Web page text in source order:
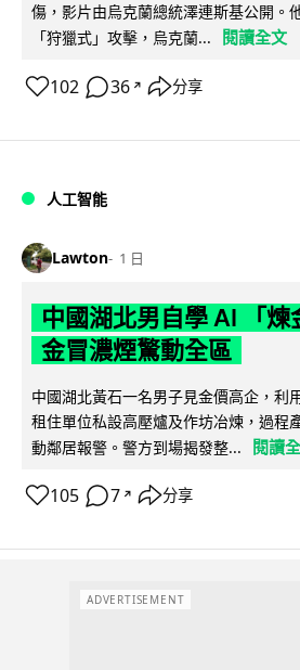
傷，影片由烏克蘭總統澤連斯基公開。
「狩獵式」攻擊，烏克蘭...
閱讀全文
102 36 ↗ 分享
人工智能
Lawton 1 日
中國湖北男自學 AI 「煉
金冒濃煙驚動全區
中國湖北黃石一名男子見金價高企，利
租住單位私設高壓爐及作坊冶煉，過程
動鄰居報警。警方到場揭發整...
閱讀
105 7 ↗ 分享
ADVERTISEMENT